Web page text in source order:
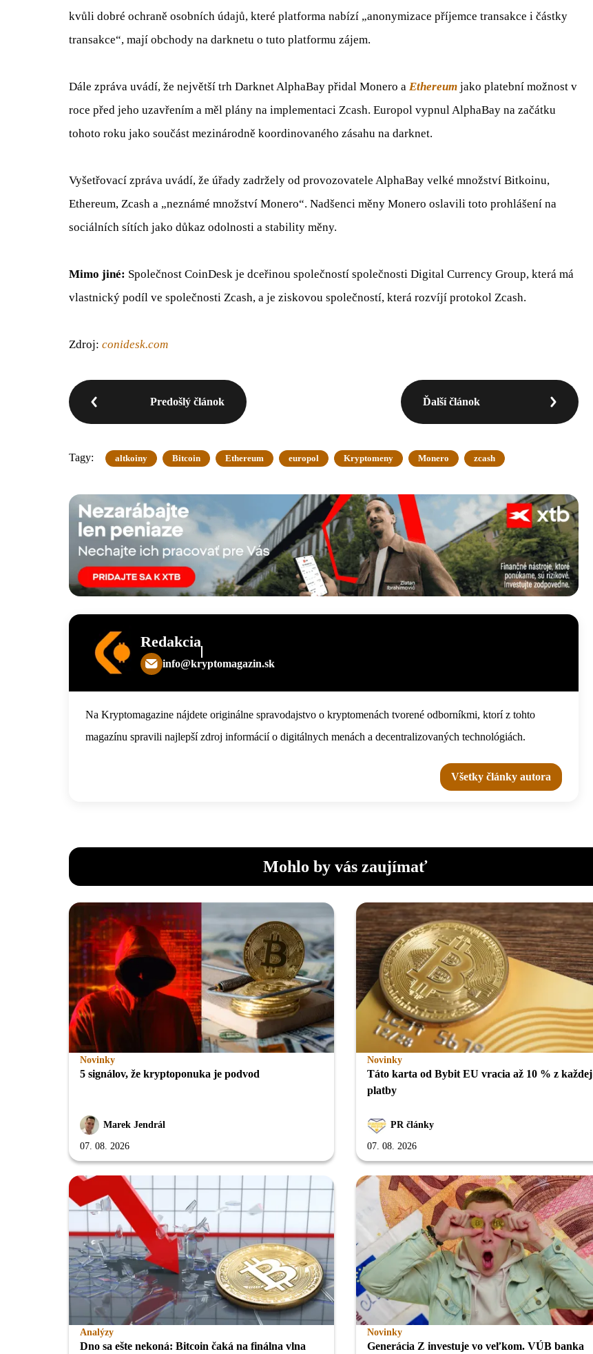
kvůli dobré ochraně osobních údajů, které platforma nabízí „anonymizace příjemce transakce i částky
transakce“, mají obchody na darknetu o tuto platformu zájem.
Dále zpráva uvádí, že největší trh Darknet AlphaBay přidal Monero a Ethereum jako platební možnost v
roce před jeho uzavřením a měl plány na implementaci Zcash. Europol vypnul AlphaBay na začátku
tohoto roku jako součást mezinárodně koordinovaného zásahu na darknet.
Vyšetřovací zpráva uvádí, že úřady zadržely od provozovatele AlphaBay velké množství Bitkoinu,
Ethereum, Zcash a „neznámé množství Monero“. Nadšenci měny Monero oslavili toto prohlášení na
sociálních sítích jako důkaz odolnosti a stability měny.
Mimo jiné: Společnost CoinDesk je dceřinou společností společnosti Digital Currency Group, která má
vlastnický podíl ve společnosti Zcash, a je ziskovou společností, která rozvíjí protokol Zcash.
Zdroj: conidesk.com
Predošlý článok Ďalší článok
Tagy: altkoiny Bitcoin Ethereum europol Kryptomeny Monero zcash
Redakcia
info@kryptomagazin.sk
Na Kryptomagazine nájdete originálne spravodajstvo o kryptomenách tvorené odborníkmi, ktorí z tohto
magazínu spravili najlepší zdroj informácií o digitálnych menách a decentralizovaných technológiách.
Všetky články autora
Mohlo by vás zaujímať
Novinky
5 signálov, že kryptoponuka je podvod
Marek Jendrál
07. 08. 2026
Novinky
Táto karta od Bybit EU vracia až 10 % z každej
platby
PR články
07. 08. 2026
Analýzy
Dno sa ešte nekoná: Bitcoin čaká na finálna vlna
Novinky
Generácia Z investuje vo veľkom. VÚB banka